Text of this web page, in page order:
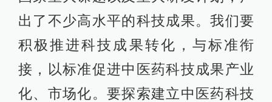
出了不少高水平的科技成果。我们要
积极推进科技成果转化，与标准衔
接，以标准促进中医药科技成果产业
化、市场化。要探索建立中医药科技